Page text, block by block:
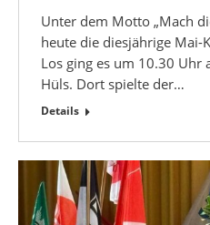
Unter dem Motto „Mach
heute die diesjährige Mai-
Los ging es um 10.30 Uhr
Hüls. Dort spielte der…
Details